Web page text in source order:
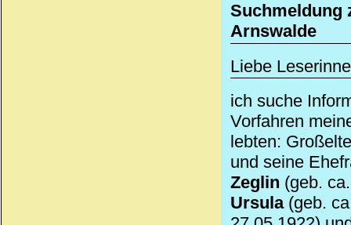
Suchmeldung
Arnswalde
Liebe
ich suche
Vorfahren
lebten:
und seine
Zeglin (geb.
Ursula(geb.